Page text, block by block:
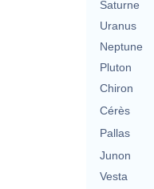
Saturne
Uranus
Neptune
Pluton
Chiron
Cérès
Pallas
Junon
Vesta